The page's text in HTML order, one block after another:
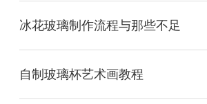
冰花玻璃制作流程与那些不足
自制玻璃杯艺术画教程